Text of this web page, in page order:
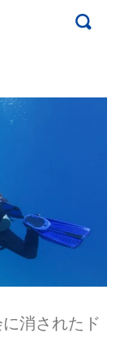
消されたド